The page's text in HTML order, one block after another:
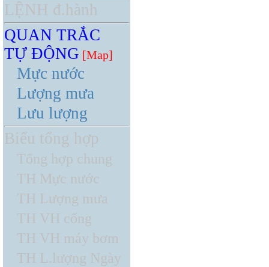
LỆNH đ.hành
QUAN TRẮC
TỰ ĐỘNG [Map]
Mực nước
Lượng mưa
Lưu lượng
Biểu tổng hợp
Tổng hợp chung
TH Mực nước
TH Lượng mưa
TH VH cống
TH VH máy bơm
TH L.lượng Ngày